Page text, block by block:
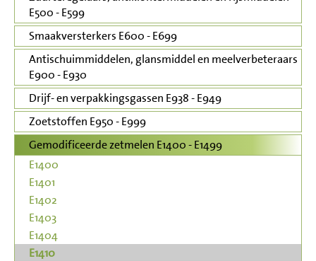
E500 - E599
Smaakversterkers E600 - E699
Antischuimmiddelen, glansmiddel en meelverbeteraars
E900 - E930
Drijf- en verpakkingsgassen E938 - E949
Zoetstoffen E950 - E999
Gemodificeerde zetmelen E1400 - E1499
E1400
E1401
E1402
E1403
E1404
E1410